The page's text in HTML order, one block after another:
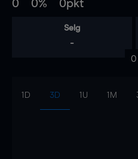
0 0% 0pkt
Selg
-
0
1D 3D 1U 1M